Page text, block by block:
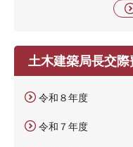
土木建築局長交際
令和８年度
令和７年度